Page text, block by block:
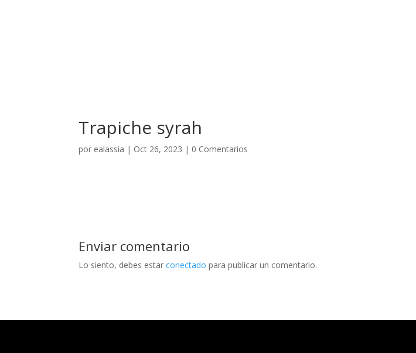
Trapiche syrah
por ealassia | Oct 26, 2023 | 0 Comentarios
Enviar comentario
Lo siento, debes estarconectado para publicar un comentario.